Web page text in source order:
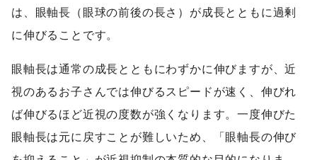
は、眼軸長（眼球の前後の長さ）が成長とともに過剰
に伸びることです。
眼軸長は通常の成長とともにわずかに伸びますが、近
視のあるお子さんでは伸びるスピードが速く、伸びれ
ば伸びるほど近視の度数が強くなります。一度伸びた
眼軸長は元に戻すことが難しいため、「眼軸長の伸び